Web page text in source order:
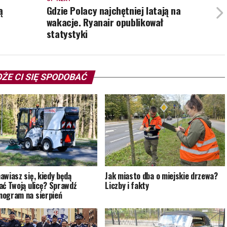
Gdzie Polacy najchętniej latają na
wakacje. Ryanair opublikował
statystyki
CI SIĘ SPODOBAĆ
się, kiedy będą
Twoją ulicę? Sprawdź
na sierpień
Jak miasto dba o miejskie drzewa?
Liczby i fakty